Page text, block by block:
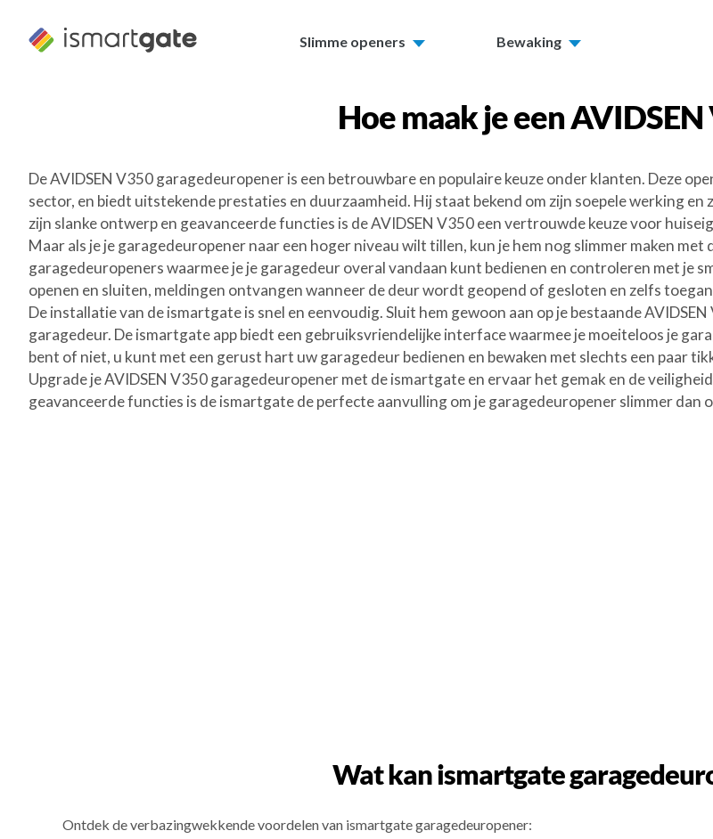
inhoud
Slimme openers Bewaking
Hoe maak je een
De AVIDSEN V350 garagedeuropener is een betrouwbare en populaire keuze onder klanten. Deze
sector, en biedt uitstekende prestaties en duurzaamheid. Hij staat bekend om zijn soepele werking
zijn slanke ontwerp en geavanceerde functies is de AVIDSEN V350 een vertrouwde keuze voor
Maar als je je garagedeuropener naar een hoger niveau wilt tillen, kun je hem nog slimmer maken
garagedeuropeners waarmee je je garagedeur overal vandaan kunt bedienen en controleren met je
openen en sluiten, meldingen ontvangen wanneer de deur wordt geopend of gesloten en zelfs
De installatie van de ismartgate is snel en eenvoudig. Sluit hem gewoon aan op je bestaande
garagedeur. De ismartgate app biedt een gebruiksvriendelijke interface waarmee je moeiteloos je
bent of niet, u kunt met een gerust hart uw garagedeur bedienen en bewaken met slechts een paar
Upgrade je AVIDSEN V350 garagedeuropener met de ismartgate en ervaar het gemak en de
geavanceerde functies is de ismartgate de perfecte aanvulling om je garagedeuropener slimmer dan
Wat kan ismartgate
Ontdek de verbazingwekkende voordelen van ismartgate garagedeuropener: